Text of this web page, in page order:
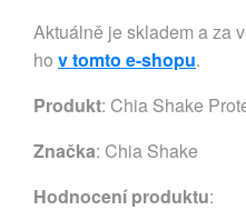
Aktuálně je skladem a za
ho v tomto e-shopu.
Produkt: Chia Shake
Značka: Chia Shake
Hodnocení produktu: